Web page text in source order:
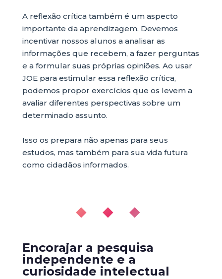
A reflexão crítica também é um aspecto
importante da aprendizagem. Devemos
incentivar nossos alunos a analisar as
informações que recebem, a fazer perguntas
e a formular suas próprias opiniões. Ao usar
JOE para estimular essa reflexão crítica,
podemos propor exercícios que os levem a
avaliar diferentes perspectivas sobre um
determinado assunto.
Isso os prepara não apenas para seus
estudos, mas também para sua vida futura
como cidadãos informados.
◆ ◆ ◆
Encorajar a pesquisa
independente e a
curiosidade intelectual